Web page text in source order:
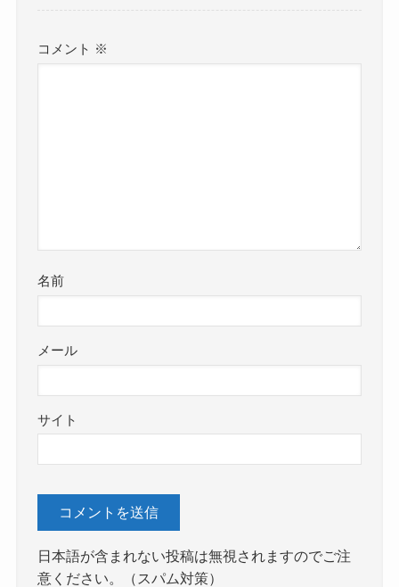
コメント ※
名前
メール
サイト
日本語が含まれない投稿は無視されますのでご注
意ください。（スパム対策）